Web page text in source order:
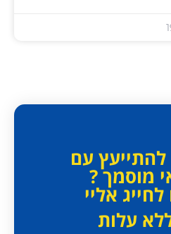
להתייעץ עם
מוסמך ?
אליי
עלות